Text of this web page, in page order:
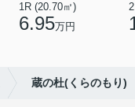
1R (20.70㎡)
6.95万円
蔵の杜(くらのもり)